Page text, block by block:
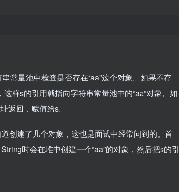
常量池中检查是否存在“aa”这个对象。如果不存
样s的引用就指向字符串常量池中的“aa”对象。如
返回，赋值给s。
创建了几个对象，这也是面试中经常问到的。首
时会在堆中创建一个“aa”的对象，然后把s的引